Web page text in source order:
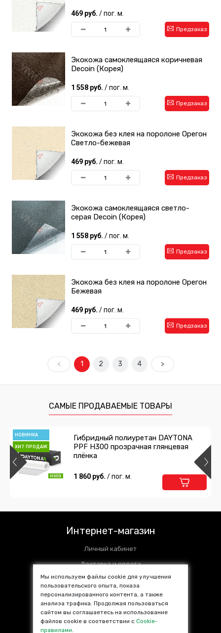
469 руб. / пог. м.
Предзаказ
Экокожа самоклеящаяся коричневая
Decoin (Корея)
1 558 руб. / пог. м.
Предзаказ
Экокожа без клея на поролоне Орегон
Светло-бежевая
469 руб. / пог. м.
Предзаказ
Экокожа самоклеящаяся светло-
серая Decoin (Корея)
1 558 руб. / пог. м.
Предзаказ
Экокожа без клея на поролоне Орегон
Бежевая
469 руб. / пог. м.
Предзаказ
< 1 2 3 4 >
САМЫЕ ПРОДАВАЕМЫЕ ТОВАРЫ
НОВИНКА
ХИТ ПРОДАЖ
Гибридный полиуретан DAYTONA
PPF H300 прозрачная глянцевая
плёнка
1 860 руб. / пог. м.
Интернет-магазин
Личный кабинет
Доставка и оплата
Установочные центры
Контакты
SALE %
Популярные товары
Мы используем файлы cookie для улучшения
пользовательского опыта, показа
персонализированного контента, а также
анализа трафика. Продолжая пользоваться
сайтом вы соглашаетесь на использование
файлов cookie в соответствии сCookie-
правилами.